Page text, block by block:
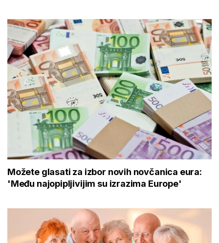
Možete glasati za izbor novih novčanica eura:
'Među najopipljivijim su izrazima Europe'